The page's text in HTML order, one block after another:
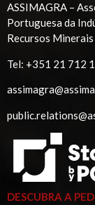
ASSIMAGRA –
Portuguesa da
Recursos Minerais
Tel: +351 21 712
DESCUBRA A